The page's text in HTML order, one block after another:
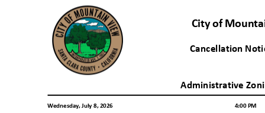
City of
Cancellation
Administrative
Wednesday, July 8, 2026 4:00 PM